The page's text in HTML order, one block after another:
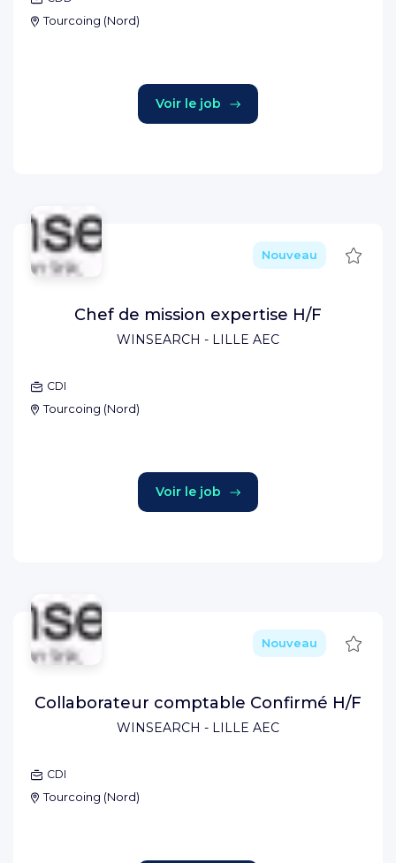
Tourcoing (Nord)
Voir le job
WINSEARCH - LILLE AEC
Nouveau
Chef de mission expertise H/F
CDI
Tourcoing (Nord)
Voir le job
WINSEARCH - LILLE AEC
Nouveau
Collaborateur comptable Confirmé H/F
CDI
Tourcoing (Nord)